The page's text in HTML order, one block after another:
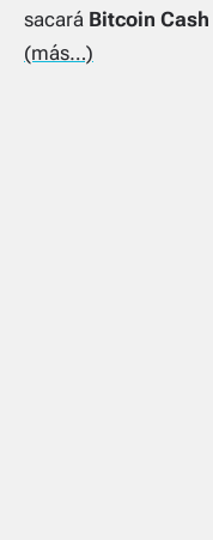
sacará Bitcoin Cash
(más…)